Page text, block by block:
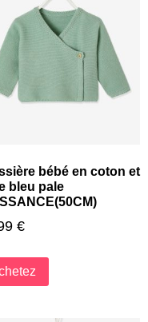
bébé en coton et
bleu pale
€